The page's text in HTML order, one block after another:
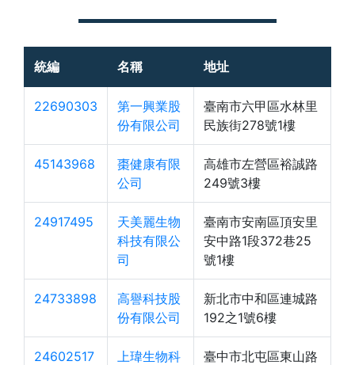
統編 名稱 地址
22690303
第一興業股
份有限公司
臺南市六甲區水林里
民族街278號1樓
45143968
棗健康有限
公司
高雄市左營區裕誠路
249號3樓
24917495
天美麗生物
科技有限公
司
臺南市安南區頂安里
安中路1段372巷25
號1樓
24733898
高譽科技股
份有限公司
新北市中和區連城路
192之1號6樓
24602517
上瑋生物科
臺中市北屯區東山路